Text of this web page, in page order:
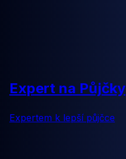
Expert na Půjčky
Expertem k lepší půjčce